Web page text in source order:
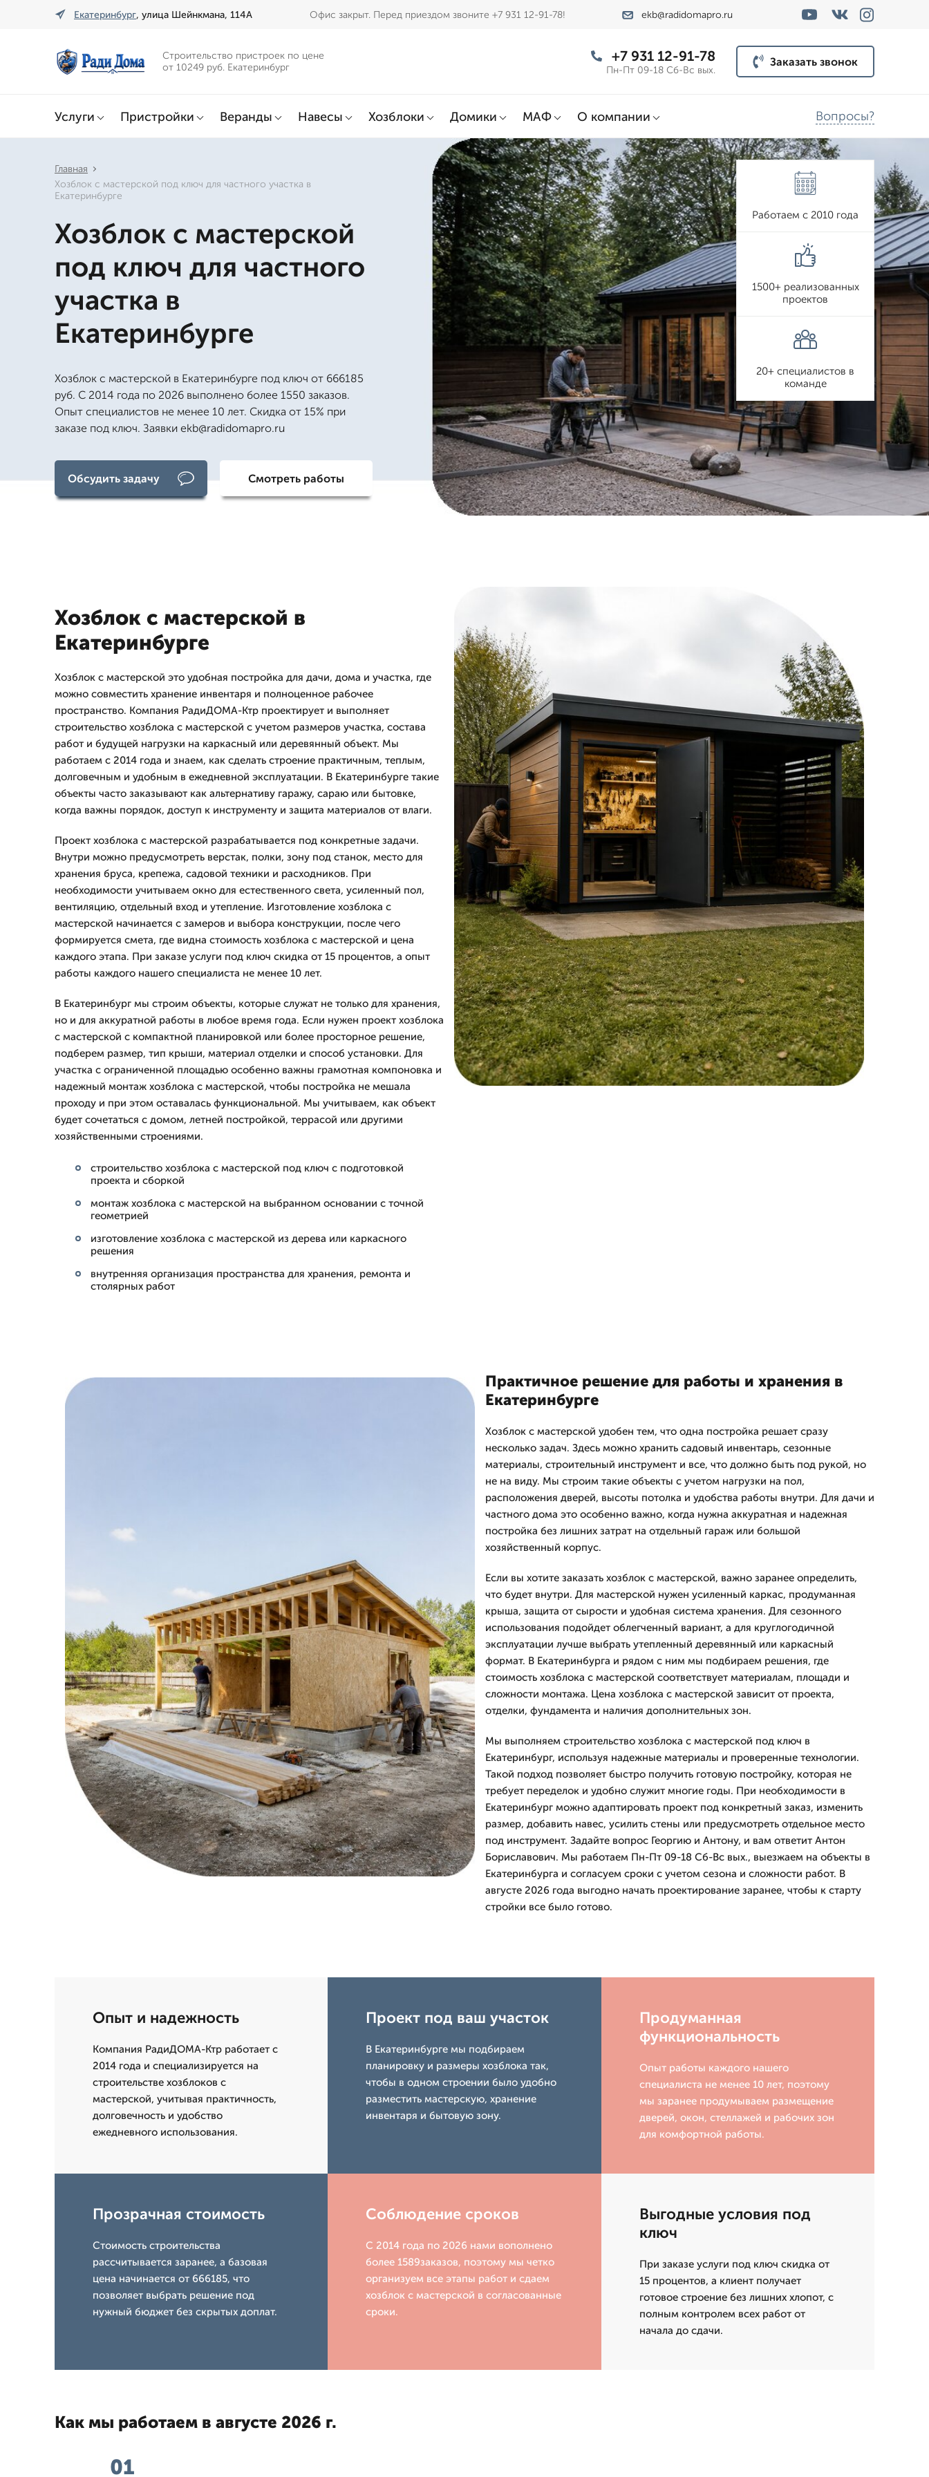
Екатеринбург, улица Шейнкмана, 114А Офис закрыт. Перед приездом звоните +7 931 12-91-78! ekb@radidomapro.ru
Строительство пристроек по цене
от 10249 руб. Екатеринбург
+7 931 12-91-78
Пн-Пт 09-18 Сб-Вс вых.
Заказать звонок
Услуги Пристройки Веранды Навесы Хозблоки Домики МАФ О компании Вопросы?
Главная
Хозблок с мастерской под ключ для частного участка в
Екатеринбурге
Хозблок с мастерской
под ключ для частного
участка в
Екатеринбурге
Хозблок с мастерской в Екатеринбурге под ключ от 666185
руб. С 2014 года по 2026 выполнено более 1550 заказов.
Опыт специалистов не менее 10 лет. Скидка от 15% при
заказе под ключ. Заявки ekb@radidomapro.ru
Обсудить задачу Смотреть работы
Работаем с 2010 года
1500+ реализованных
проектов
20+ специалистов в
команде
Хозблок с мастерской в
Екатеринбурге
Хозблок с мастерской это удобная постройка для дачи, дома и участка, где
можно совместить хранение инвентаря и полноценное рабочее
пространство. Компания РадиДОМА-Ктр проектирует и выполняет
строительство хозблока с мастерской с учетом размеров участка, состава
работ и будущей нагрузки на каркасный или деревянный объект. Мы
работаем с 2014 года и знаем, как сделать строение практичным, теплым,
долговечным и удобным в ежедневной эксплуатации. В Екатеринбурге такие
объекты часто заказывают как альтернативу гаражу, сараю или бытовке,
когда важны порядок, доступ к инструменту и защита материалов от влаги.
Проект хозблока с мастерской разрабатывается под конкретные задачи.
Внутри можно предусмотреть верстак, полки, зону под станок, место для
хранения бруса, крепежа, садовой техники и расходников. При
необходимости учитываем окно для естественного света, усиленный пол,
вентиляцию, отдельный вход и утепление. Изготовление хозблока с
мастерской начинается с замеров и выбора конструкции, после чего
формируется смета, где видна стоимость хозблока с мастерской и цена
каждого этапа. При заказе услуги под ключ скидка от 15 процентов, а опыт
работы каждого нашего специалиста не менее 10 лет.
В Екатеринбург мы строим объекты, которые служат не только для хранения,
но и для аккуратной работы в любое время года. Если нужен проект хозблока
с мастерской с компактной планировкой или более просторное решение,
подберем размер, тип крыши, материал отделки и способ установки. Для
участка с ограниченной площадью особенно важны грамотная компоновка и
надежный монтаж хозблока с мастерской, чтобы постройка не мешала
проходу и при этом оставалась функциональной. Мы учитываем, как объект
будет сочетаться с домом, летней постройкой, террасой или другими
хозяйственными строениями.
строительство хозблока с мастерской под ключ с подготовкой
проекта и сборкой
монтаж хозблока с мастерской на выбранном основании с точной
геометрией
изготовление хозблока с мастерской из дерева или каркасного
решения
внутренняя организация пространства для хранения, ремонта и
столярных работ
Практичное решение для работы и хранения в
Екатеринбурге
Хозблок с мастерской удобен тем, что одна постройка решает сразу
несколько задач. Здесь можно хранить садовый инвентарь, сезонные
материалы, строительный инструмент и все, что должно быть под рукой, но
не на виду. Мы строим такие объекты с учетом нагрузки на пол,
расположения дверей, высоты потолка и удобства работы внутри. Для дачи и
частного дома это особенно важно, когда нужна аккуратная и надежная
постройка без лишних затрат на отдельный гараж или большой
хозяйственный корпус.
Если вы хотите заказать хозблок с мастерской, важно заранее определить,
что будет внутри. Для мастерской нужен усиленный каркас, продуманная
крыша, защита от сырости и удобная система хранения. Для сезонного
использования подойдет облегченный вариант, а для круглогодичной
эксплуатации лучше выбрать утепленный деревянный или каркасный
формат. В Екатеринбурга и рядом с ним мы подбираем решения, где
стоимость хозблока с мастерской соответствует материалам, площади и
сложности монтажа. Цена хозблока с мастерской зависит от проекта,
отделки, фундамента и наличия дополнительных зон.
Мы выполняем строительство хозблока с мастерской под ключ в
Екатеринбург, используя надежные материалы и проверенные технологии.
Такой подход позволяет быстро получить готовую постройку, которая не
требует переделок и удобно служит многие годы. При необходимости в
Екатеринбург можно адаптировать проект под конкретный заказ, изменить
размер, добавить навес, усилить стены или предусмотреть отдельное место
под инструмент. Задайте вопрос Георгию и Антону, и вам ответит Антон
Бориславович. Мы работаем Пн-Пт 09-18 Сб-Вс вых., выезжаем на объекты в
Екатеринбурга и согласуем сроки с учетом сезона и сложности работ. В
августе 2026 года выгодно начать проектирование заранее, чтобы к старту
стройки все было готово.
Опыт и надежность
Компания РадиДОМА-Ктр работает с
2014 года и специализируется на
строительстве хозблоков с
мастерской, учитывая практичность,
долговечность и удобство
ежедневного использования.
Проект под ваш участок
В Екатеринбурге мы подбираем
планировку и размеры хозблока так,
чтобы в одном строении было удобно
разместить мастерскую, хранение
инвентаря и бытовую зону.
Продуманная
функциональность
Опыт работы каждого нашего
специалиста не менее 10 лет, поэтому
мы заранее продумываем размещение
дверей, окон, стеллажей и рабочих зон
для комфортной работы.
Прозрачная стоимость
Стоимость строительства
рассчитывается заранее, а базовая
цена начинается от 666185, что
позволяет выбрать решение под
нужный бюджет без скрытых доплат.
Соблюдение сроков
С 2014 года по 2026 нами вополнено
более 1589заказов, поэтому мы четко
организуем все этапы работ и сдаем
хозблок с мастерской в согласованные
сроки.
Выгодные условия под
ключ
При заказе услуги под ключ скидка от
15 процентов, а клиент получает
готовое строение без лишних хлопот, с
полным контролем всех работ от
начала до сдачи.
Как мы работаем в августе 2026 г.
01